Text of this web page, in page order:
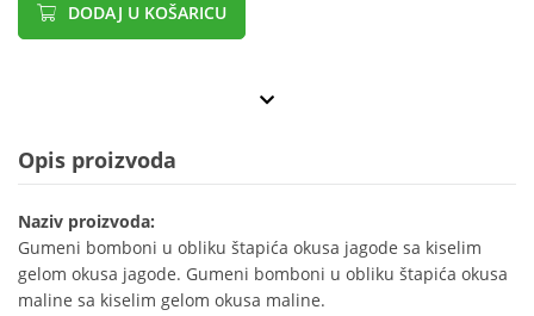
DODAJ U KOŠARICU
Opis proizvoda
Naziv proizvoda:
Gumeni bomboni u obliku štapića okusa jagode sa kiselim
gelom okusa jagode. Gumeni bomboni u obliku štapića okusa
maline sa kiselim gelom okusa maline.